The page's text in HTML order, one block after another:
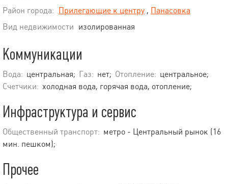
Район города: Прилегающие к центру , Панасовка
Вид недвижимости изолированная
Коммуникации
Вода: центральная; Газ: нет; Отопление: центральное;
Счетчики: холодная вода, горячая вода, отопление;
Инфраструктура и сервис
Общественный транспорт: метро - Центральный рынок (16
мин. пешком);
Прочее